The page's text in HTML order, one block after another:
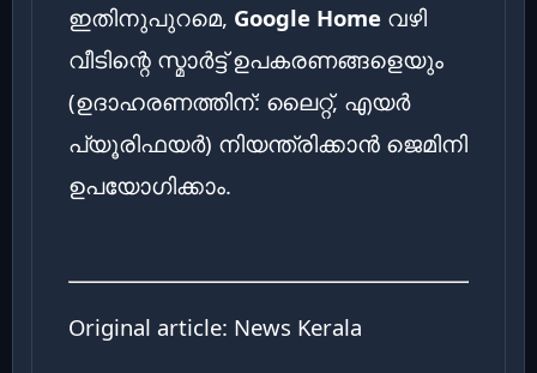
ഇതിനുപുറമെ, Google Home വഴി
വീടിന്റെ സ്മാർട്ട് ഉപകരണങ്ങളെയും
(ഉദാഹരണത്തിന്: ലൈറ്റ്, എയർ
പ്യൂരിഫയർ) നിയന്ത്രിക്കാൻ ജെമിനി
ഉപയോഗിക്കാം.
Original article: News Kerala